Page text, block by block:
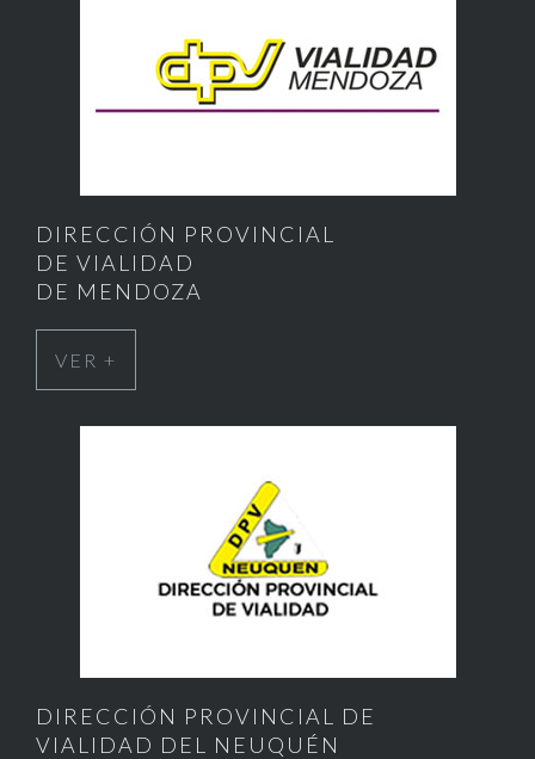
DIRECCIÓN PROVINCIAL
DE VIALIDAD
DE MENDOZA
VER +
DIRECCIÓN PROVINCIAL DE
VIALIDAD DEL NEUQUÉN